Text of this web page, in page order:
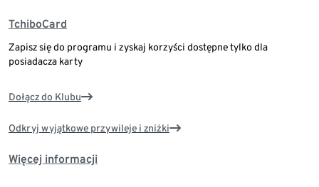
TchiboCard
Zapisz się do programu i zyskaj korzyści dostępne tylko dla
posiadacza karty
Dołącz do Klubu
Odkryj wyjątkowe przywileje i zniżki
Więcej informacji